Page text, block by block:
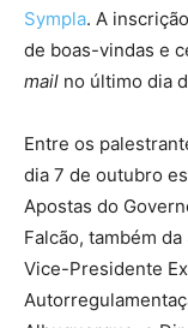
Sympla. A
de boas-vindas e
mail no último dia
Entre os
dia 7 de outubro
Apostas do
Falcão, também
Vice-Presidente